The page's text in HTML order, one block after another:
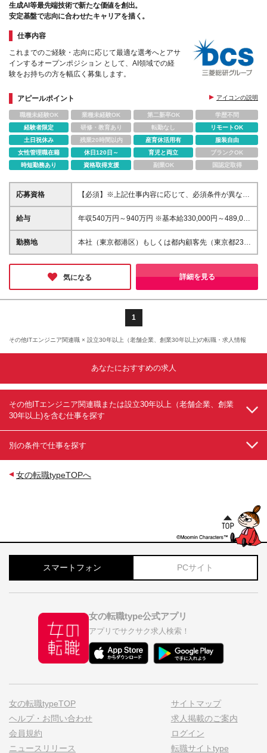
生成AI等最先端技術で新たな価値を創出。
安定基盤で志向に合わせたキャリアを描く。
仕事内容
これまでのご経験・志向に応じて最適な選考へとアサ
インするオープンポジション として、AI領域での経
験をお持ちの方を幅広く募集します。
アピールポイント アイコンの説明
職種未経験OK 業種未経験OK 第二新卒OK
学歴不問
経験者限定
研修・教育あり 転勤なし
リモートOK
土日祝休み
残業20時間以内 産育休活用有
服装自由
女性管理職在籍
休日120日～ 育児と両立
ブランクOK
時短勤務あり
資格取得支援 副業OK 国認定取得
応募資格
【必須】※上記仕事内容に応じて、必須条件が異なり
ます。 ■高等学校卒業以上 ■AIシステム開発・技術検
証の場合 ┗AI（生成AI含む）を活用したシステム開
■AI導入・利活用コンサルティングの場合 ┗IT業界に
おける顧客対応・プロジェクト推進のご経験をお持ち
給与
年収540万円～940万円 ※基本給330,000円～489,000
円 ※試用期間中の給与・待遇は本採用と同額 ※賃金形
態 月給制 ※6ヶ月の試用期間あり（試用期間中の
勤務地
本社（東京都港区）もしくは都内顧客先（東京都23区
内） 【本社】 東京都港区三田三丁目5番19号 東京三
田ガーデンタワー ※（変更の範囲）会社の定める場
所(テレワークを行う場所を含む)
気になる 詳細を見る
1
その他ITエンジニア関連職 × 設立30年以上（老舗企業、創業30年以上)の転職・求人情報
あなたにおすすめの求人
その他ITエンジニア関連職または設立30年以上（老舗企業、創業
30年以上)を含む仕事を探す
別の条件で仕事を探す
女の転職typeTOPへ
スマートフォン PCサイト
女の転職type公式アプリ
アプリでサクサク求人検索！
女の転職typeTOP
ヘルプ・お問い合わせ
会員規約
ニュースリリース
サイトマップ
求人掲載のご案内
ログイン
転職サイトtype